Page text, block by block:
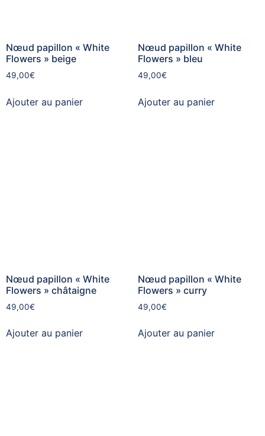
Nœud papillon « White
Flowers » beige
49,00€
Ajouter au panier
Nœud papillon « White
Flowers » bleu
49,00€
Ajouter au panier
Nœud papillon « White
Flowers » châtaigne
49,00€
Ajouter au panier
Nœud papillon « White
Flowers » curry
49,00€
Ajouter au panier